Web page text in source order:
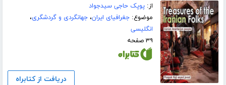
از:پوپک حاجی سیدجواد
موضوع:جغرافیای ایران،جهانگردی و گردشگری،
انگلیسی
۳۹ صفحه
دریافت از کتابراه